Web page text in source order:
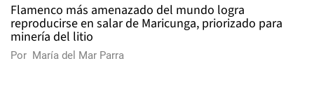
Flamenco más amenazado del mundo logra
reproducirse en salar de Maricunga, priorizado para
minería del litio
Por María del Mar Parra